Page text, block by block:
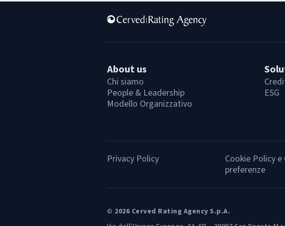
About us
Chi siamo
People & Leadership
Modello Organizzativo
ESG
Privacy Policy
Cookie Policy
preferenze
© 2026 Cerved Rating Agency S.p.A.